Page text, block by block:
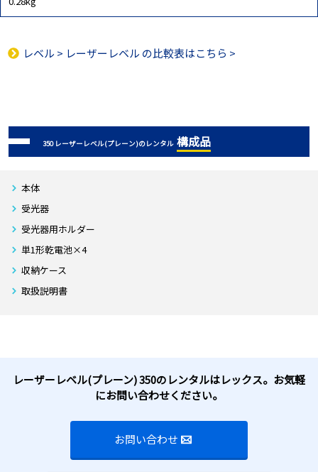
レベル > レーザーレベル の比較表はこちら >
350 レーザーレベル(プレーン)のレンタル 構成品
本体
受光器
受光器用ホルダー
単1形乾電池×4
収納ケース
取扱説明書
レーザーレベル(プレーン) 350のレンタルはレックス。お気軽
にお問い合わせください。
お問い合わせ